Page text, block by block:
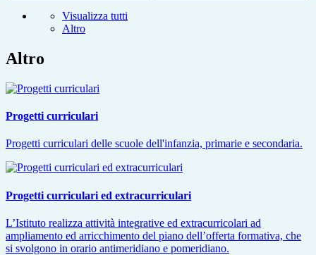
Visualizza tutti
Altro
Altro
Progetti curriculari
Progetti curriculari delle scuole dell'infanzia, primarie e secondaria.
Progetti curriculari ed extracurriculari
L’Istituto realizza attività integrative ed extracurricolari ad
ampliamento ed arricchimento del piano dell’offerta formativa, che
si svolgono in orario antimeridiano e pomeridiano.